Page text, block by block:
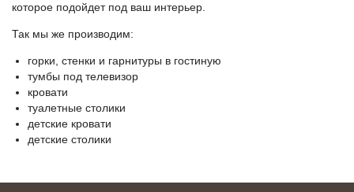
которое подойдет под ваш интерьер.
Так мы же производим:
горки, стенки и гарнитуры в гостиную
тумбы под телевизор
кровати
туалетные столики
детские кровати
детские столики